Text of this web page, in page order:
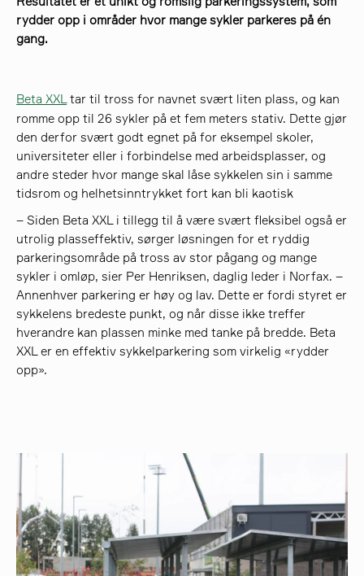
rydder opp i områder hvor mange sykler parkeres på én
gang.
Beta XXL tar til tross for navnet svært liten plass, og kan
romme opp til 26 sykler på et fem meters stativ. Dette gjør
den derfor svært godt egnet på for eksempel skoler,
universiteter eller i forbindelse med arbeidsplasser, og
andre steder hvor mange skal låse sykkelen sin i samme
tidsrom og helhetsinntrykket fort kan bli kaotisk
– Siden Beta XXL i tillegg til å være svært fleksibel også er
utrolig plasseffektiv, sørger løsningen for et ryddig
parkeringsområde på tross av stor pågang og mange
sykler i omløp, sier Per Henriksen, daglig leder i Norfax. –
Annenhver parkering er høy og lav. Dette er fordi styret er
sykkelens bredeste punkt, og når disse ikke treffer
hverandre kan plassen minke med tanke på bredde. Beta
XXL er en effektiv sykkelparkering som virkelig «rydder
opp».